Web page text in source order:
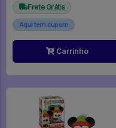
Frete Grátis
Aqui tem cupom
Carrinho